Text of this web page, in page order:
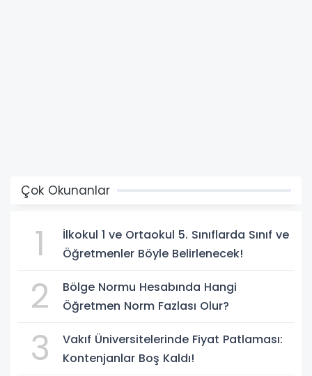
Çok Okunanlar
1
İlkokul 1 ve Ortaokul 5. Sınıflarda Sınıf ve
Öğretmenler Böyle Belirlenecek!
2
Bölge Normu Hesabında Hangi
Öğretmen Norm Fazlası Olur?
3
Vakıf Üniversitelerinde Fiyat Patlaması:
Kontenjanlar Boş Kaldı!